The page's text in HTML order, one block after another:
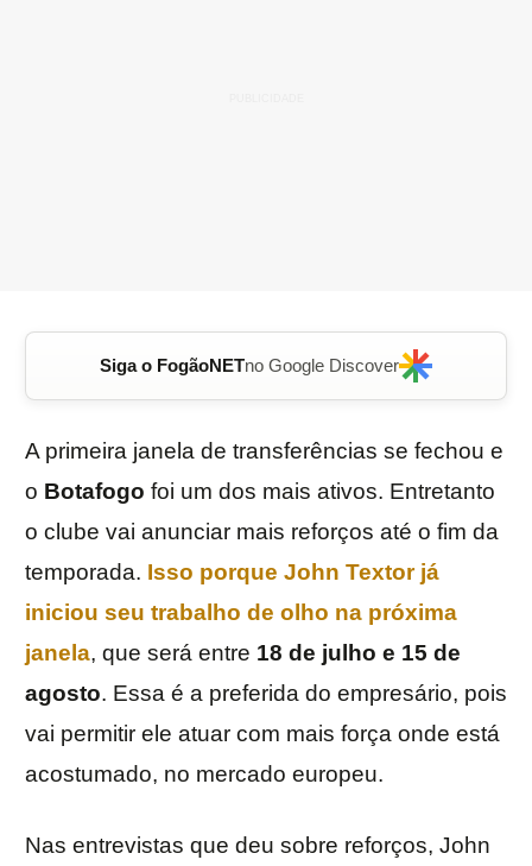
Siga o FogãoNETno Google Discover
A primeira janela de transferências se fechou e
o Botafogo foi um dos mais ativos. Entretanto
o clube vai anunciar mais reforços até o fim da
temporada. Isso porque John Textorjá
iniciou seu trabalho de olho na próxima
janela, que será entre 18 de julho e 15 de
agosto. Essa é a preferida do empresário, pois
vai permitir ele atuar com mais força onde está
acostumado, no mercado europeu.
Nas entrevistas que deu sobre reforços, John